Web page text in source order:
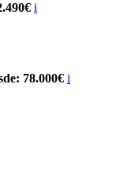
i
78.000€ i